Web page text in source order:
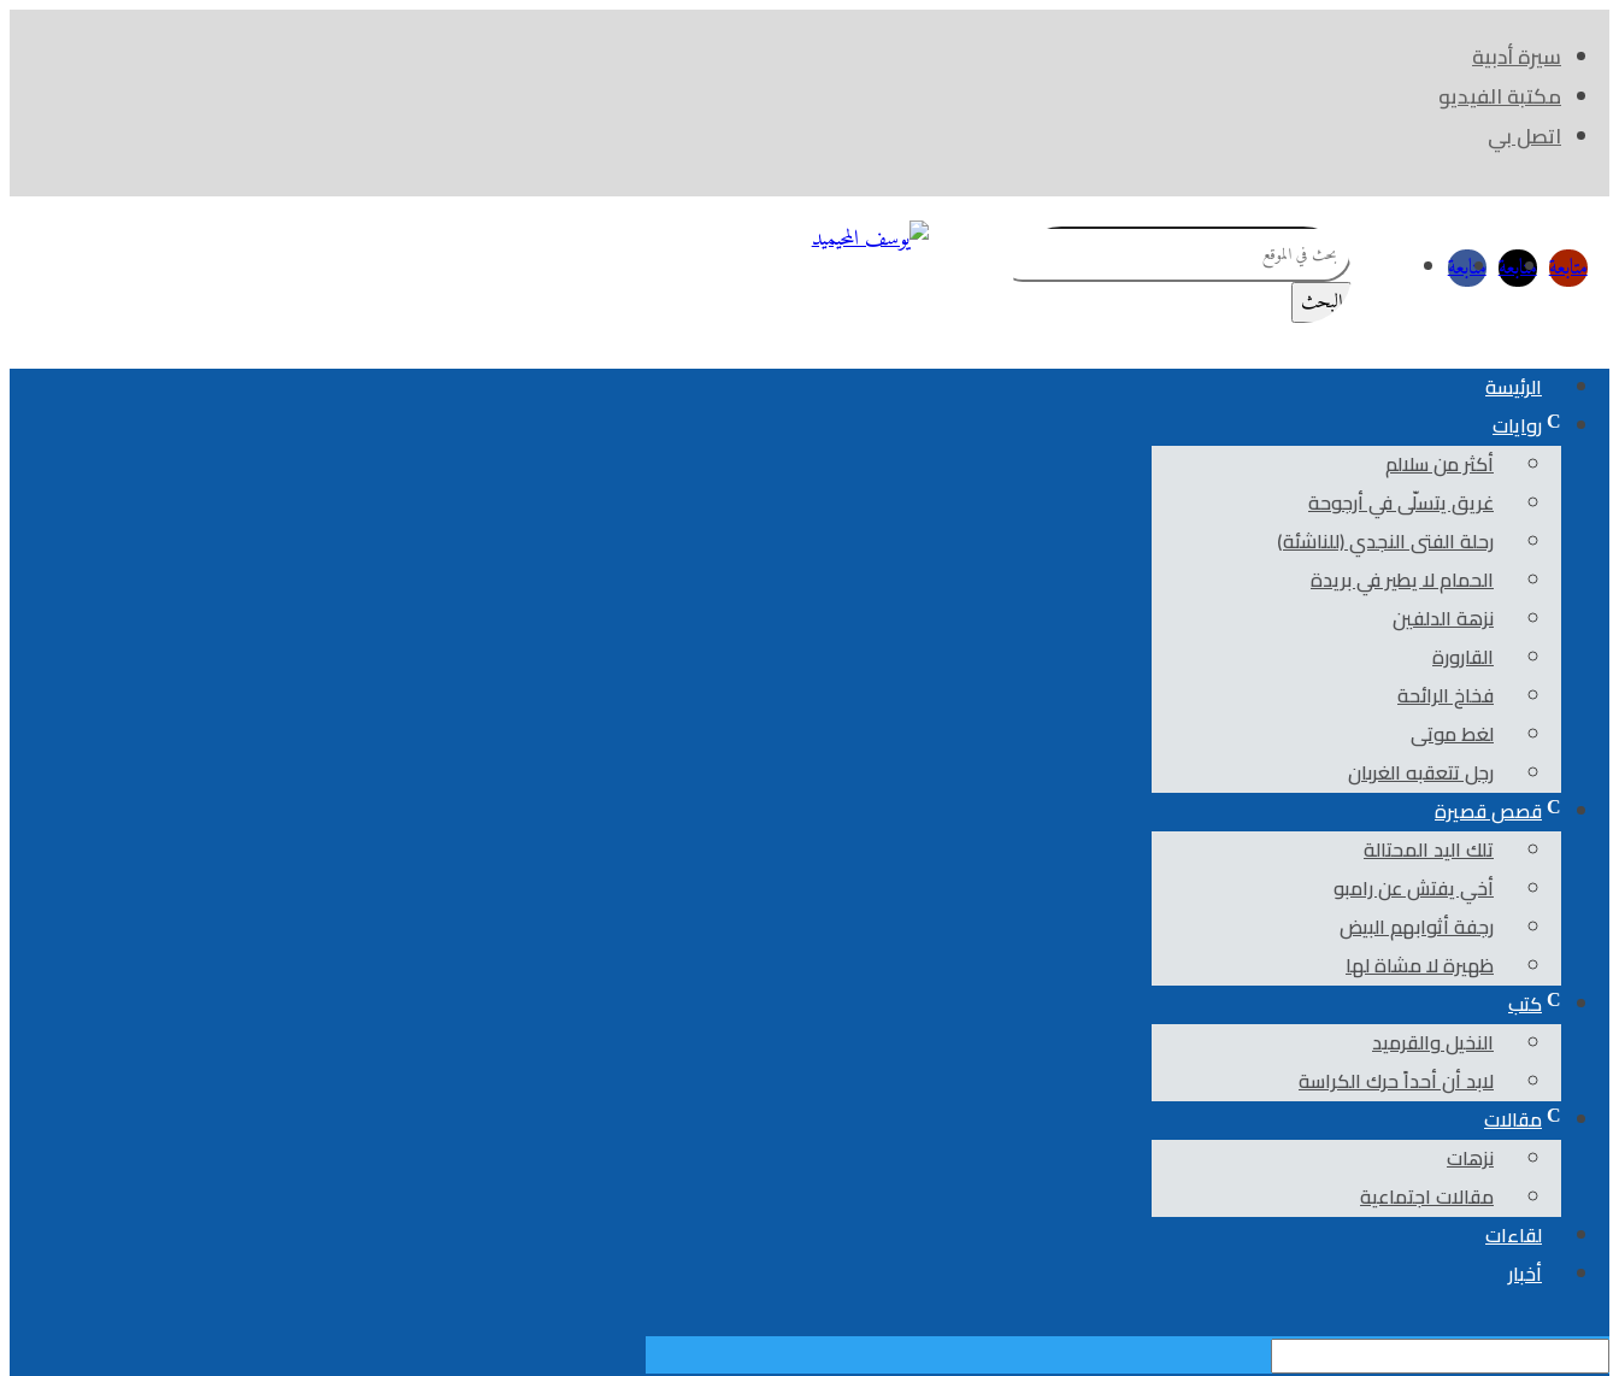
سيرة أدبية
مكتبة الفيديو
اتصل بي
متابعة متابعة متابعة
بحث
عن:
الرئيسة
روايات
أكثر من سلالم
غريق يتسلّى في أرجوحة
رحلة الفتى النجدي (للناشئة)
الحمام لا يطير في بريدة
نزهة الدلفين
القارورة
فخاخ الرائحة
لغط موتى
رجل تتعقبه الغربان
قصص قصيرة
تلك اليد المحتالة
أخي يفتش عن رامبو
رجفة أثوابهم البيض
ظهيرة لا مشاة لها
كتب
النخيل والقرميد
لابد أن أحداً حرك الكراسة
مقالات
نزهات
مقالات اجتماعية
لقاءات
أخبار